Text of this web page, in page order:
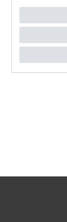
UVP 8,44
*inkl.